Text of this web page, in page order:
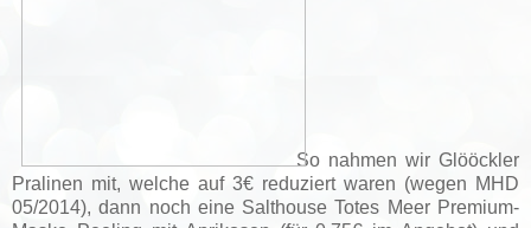
So nahmen wir Glööckler
Pralinen mit, welche auf 3€ reduziert waren (wegen MHD
05/2014), dann noch eine Salthouse Totes Meer Premium-